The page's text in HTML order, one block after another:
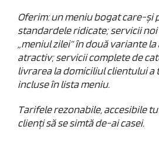
Oferim: un meniu bogat care-şi
standardele ridicate; servicii
„meniul zilei” în două variante
atractiv; servicii complete de
livrarea la domiciliul clientului
incluse în lista meniu.
Tarifele rezonabile, accesibile
clienţi să se simtă de-ai casei.